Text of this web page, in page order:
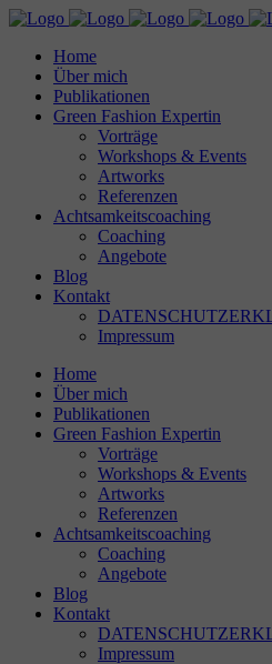
Home
Über mich
Publikationen
Green Fashion Expertin
Vorträge
Workshops & Events
Artworks
Referenzen
Achtsamkeitscoaching
Coaching
Angebote
Blog
Kontakt
Impressum
Home
Über mich
Publikationen
Green Fashion Expertin
Vorträge
Workshops & Events
Artworks
Referenzen
Achtsamkeitscoaching
Coaching
Angebote
Blog
Kontakt
Impressum